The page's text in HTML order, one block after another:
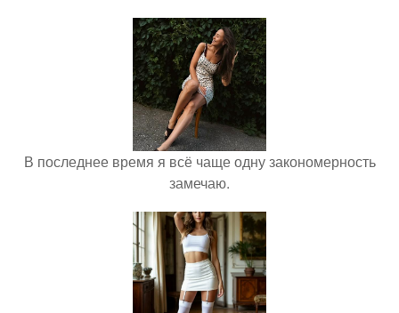
В последнее время я всё чаще одну закономерность
замечаю.